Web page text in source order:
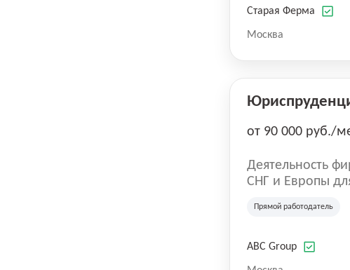
товаров по
SKU,
Старая Ферма
Москва
от 90 000 руб./
Деятельность
СНГ и Европы
Прямой работодатель
ABC Group